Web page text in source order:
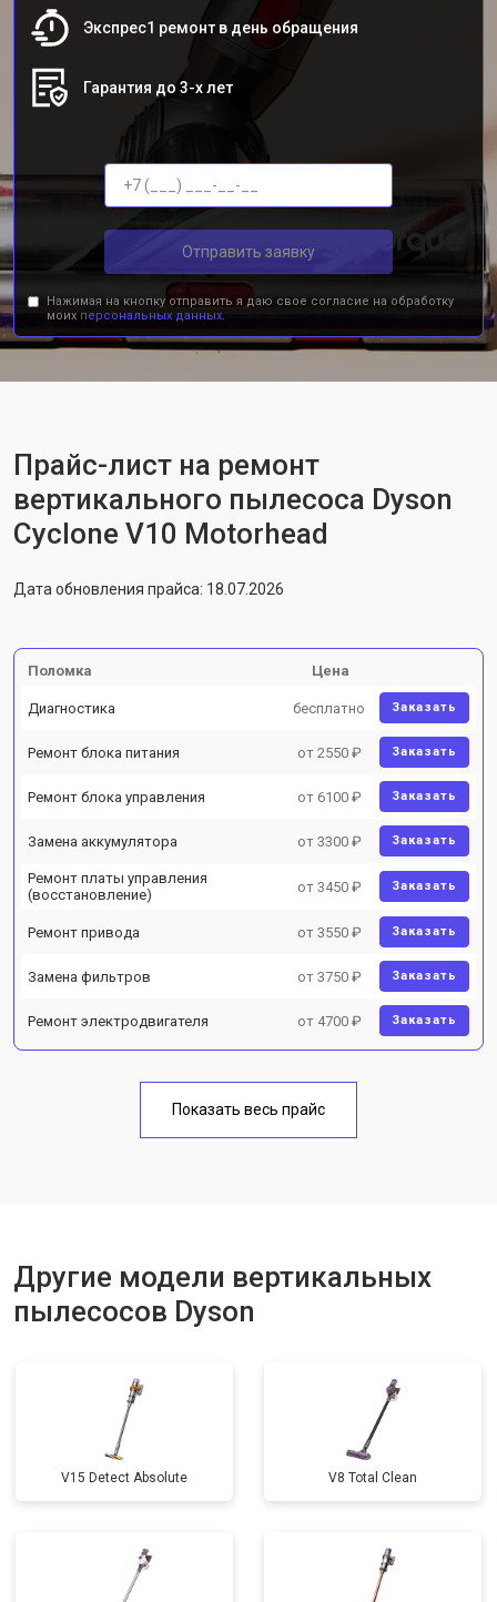
Экспрес1 ремонт в день обращения
Гарантия до 3-х лет
Отправить заявку
Нажимая на кнопку отправить я даю свое согласие на обработку
моих персональных данных.
Прайс-лист на ремонт
вертикального пылесоса Dyson
Cyclone V10 Motorhead
Дата обновления прайса: 18.07.2026
Поломка Цена
Диагностика бесплатно Заказать
Ремонт блока питания от 2550 ₽ Заказать
Ремонт блока управления от 6100 ₽ Заказать
Замена аккумулятора от 3300 ₽ Заказать
Ремонт платы управления
(восстановление)
от 3450 ₽ Заказать
Ремонт привода от 3550 ₽ Заказать
Замена фильтров от 3750 ₽ Заказать
Ремонт электродвигателя от 4700 ₽ Заказать
Показать весь прайс
Другие модели вертикальных
пылесосов Dyson
V15 Detect Absolute V8 Total Clean